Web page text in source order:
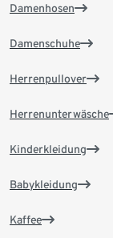
Damenhosen
Damenschuhe
Herrenpullover
Herrenunterwäsche
Kinderkleidung
Babykleidung
Kaffee